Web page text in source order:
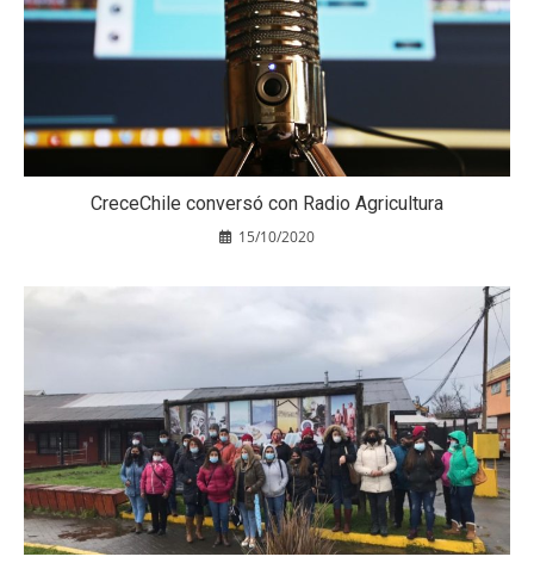
CreceChile conversó con Radio Agricultura
15/10/2020